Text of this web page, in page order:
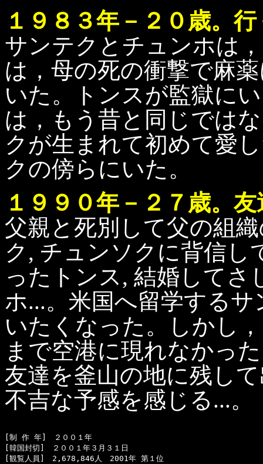
１９８３年－２０歳。
サンテクとチュンホは
は，母の死の衝撃で麻
いた。トンスが監獄に
は，もう昔と同じでは
クが生まれて初めて愛
クの傍らにいた。
１９９０年－２７歳。
父親と死別して父の組
ク, チュンソクに背信し
ったトンス, 結婚してさ
ホ...。米国へ留学する
いたくなった。しかし
まで空港に現れなかっ
友達を釜山の地に残し
不吉な予感を感じる...
[制 作 年]　２００１年
[韓国封切]　２００１年３月３１日
[観覧人員]　2,678,846人　2001年 第１位